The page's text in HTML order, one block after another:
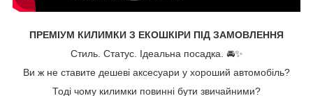
ПРЕМІУМ КИЛИМКИ З ЕКОШКІРИ ПІД ЗАМОВЛЕННЯ
Стиль. Статус. Ідеальна посадка. 🚘✨
Ви ж не ставите дешеві аксесуари у хороший автомобіль?
Тоді чому килимки повинні бути звичайними?